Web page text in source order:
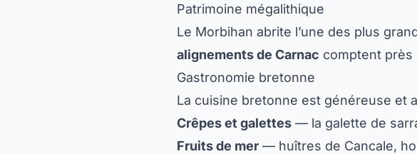
Patrimoine mégalithique
Le Morbihan abrite l’une des plus
alignements de Carnac comptent près
Gastronomie bretonne
La cuisine bretonne est généreuse et
Crêpes et galettes — la galette de
Fruits de mer — huîtres de Cancale,